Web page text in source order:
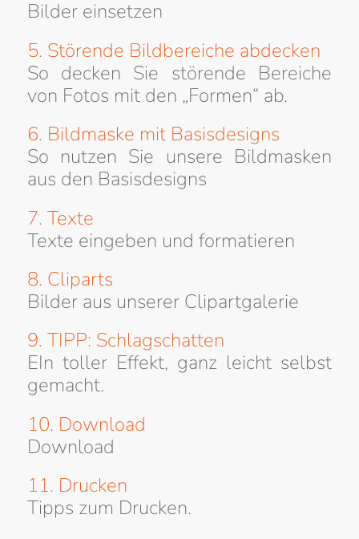
Bilder einsetzen
5. Störende Bildbereiche abdecken
So decken Sie störende Bereiche
von Fotos mit den „Formen“ ab.
6. Bildmaske mit Basisdesigns
So nutzen Sie unsere Bildmasken
aus den Basisdesigns
7. Texte
Texte eingeben und formatieren
8. Cliparts
Bilder aus unserer Clipartgalerie
9. TIPP: Schlagschatten
EIn toller Effekt, ganz leicht selbst
gemacht.
10. Download
Download
11. Drucken
Tipps zum Drucken.